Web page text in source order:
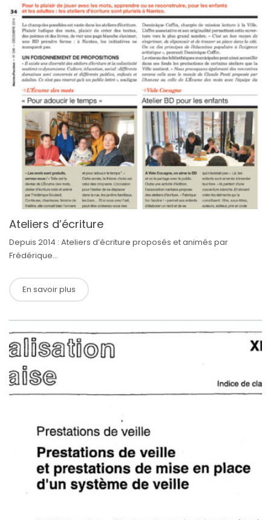
Ateliers d’écriture
Depuis 2014 : Ateliers d’écriture proposés et animés par
Frédérique...
En savoir plus